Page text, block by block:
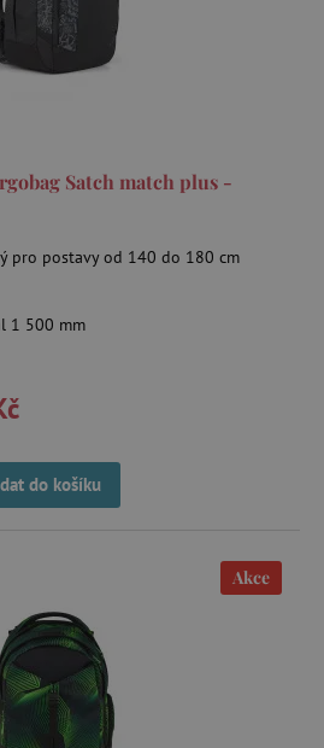
Satch match plus -
pro postavy od 140 do 180 cm
1 500 mm
do košíku
Akce